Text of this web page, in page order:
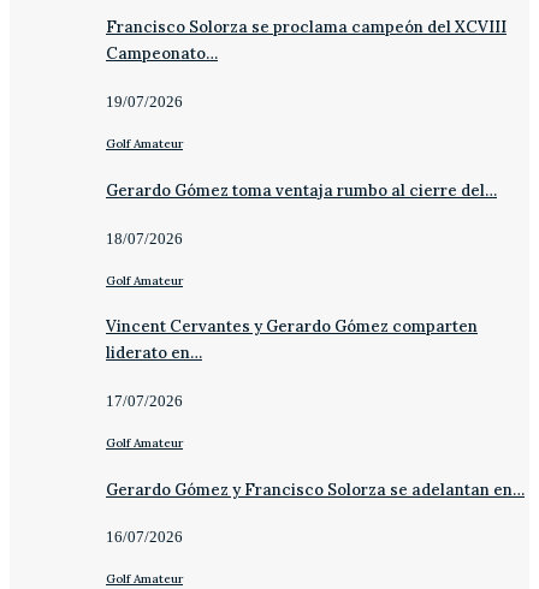
Francisco Solorza se proclama campeón del XCVIII
Campeonato…
19/07/2026
Golf Amateur
Gerardo Gómez toma ventaja rumbo al cierre del…
18/07/2026
Golf Amateur
Vincent Cervantes y Gerardo Gómez comparten
liderato en…
17/07/2026
Golf Amateur
Gerardo Gómez y Francisco Solorza se adelantan en…
16/07/2026
Golf Amateur